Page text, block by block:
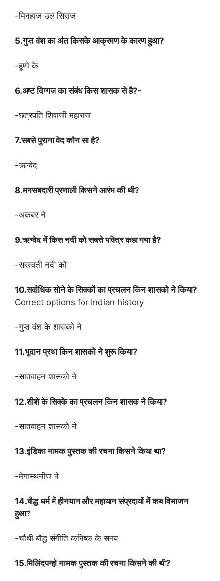
-मिनहाज उल सिराज
5.गुप्त वंश का अंत किसके आक्रमण के कारण हुआ?
-हूणो के
6.अष्ट दिग्गज का संबंध किस शासक से है?-
-छत्रपति शिवाजी महाराज
7.सबसे पुराना वेद कौन सा है?
-ऋग्वेद
8.मनसबदारी प्रणाली किसने आरंभ की थी?
-अकबर ने
9.ऋग्वेद में किस नदी को सबसे पवित्र कहा गया है?
-सरस्वती नदी को
10.सर्वाधिक सोने के सिक्कों का प्रचलन किन शासको ने किया?
Correct options for Indian history
-गुप्त वंश के शासको ने
11.भूदान प्रथा किन शासको ने शुरू किया?
-सातवाहन शासको ने
12.शीशे के सिक्के का प्रचलन किन शासक ने किया?
-सातवाहन शासको ने
13.इंडिका नामक पुस्तक की रचना किसने किया था?
-मेगास्थनीज ने
14.बौद्ध धर्म में हीनयान और महायान संप्रदायों में कब विभाजन
हुआ?
-चौथी बौद्ध संगीति कनिष्क के समय
15.मिलिंदपन्हो नामक पुस्तक की रचना किसने की थी?